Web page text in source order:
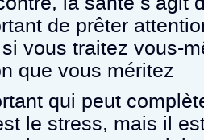
de prêter
vous traitez vous-
que vous méritez
qui peut
le stress, mais il